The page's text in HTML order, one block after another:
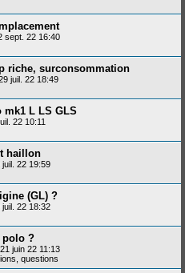
sept. 22 16:40
riche, surconsommation
juil. 22 18:49
L LS GLS
22 10:11
haillon
juil. 22 19:59
(GL) ?
juil. 22 18:32
polo ?
21 juin 22 11:13
questions